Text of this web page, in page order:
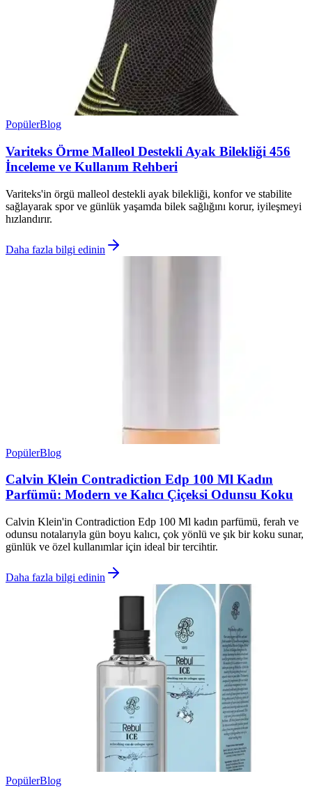
PopülerBlog
Variteks Örme Malleol Destekli Ayak Bilekliği 456
İnceleme ve Kullanım Rehberi
Variteks'in örgü malleol destekli ayak bilekliği, konfor ve stabilite
sağlayarak spor ve günlük yaşamda bilek sağlığını korur, iyileşmeyi
hızlandırır.
Daha fazla bilgi edinin
PopülerBlog
Calvin Klein Contradiction Edp 100 Ml Kadın
Parfümü: Modern ve Kalıcı Çiçeksi Odunsu Koku
Calvin Klein'in Contradiction Edp 100 Ml kadın parfümü, ferah ve
odunsu notalarıyla gün boyu kalıcı, çok yönlü ve şık bir koku sunar,
günlük ve özel kullanımlar için ideal bir tercihtir.
Daha fazla bilgi edinin
PopülerBlog